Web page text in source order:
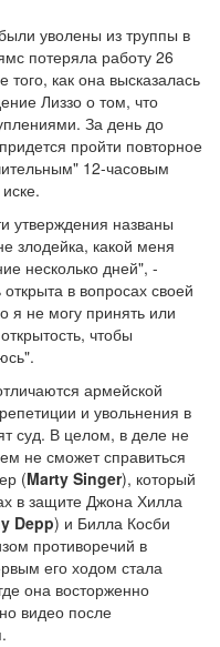
уволены из труппы в
потеряла работу 26
того, как она высказалась
Лиззо о том, что
За день до
пройти повторное
12-часовым
утверждения названы
злодейка, какой меня
несколько дней", -
в вопросах своей
я не могу принять или
чтобы
армейской
и увольнения в
суд. В целом, в деле не
не сможет справиться
(Marty Singer), который
в защите Джона Хилла
Depp) и Билла Косби
противоречий в
его ходом стала
она восторженно
видео после